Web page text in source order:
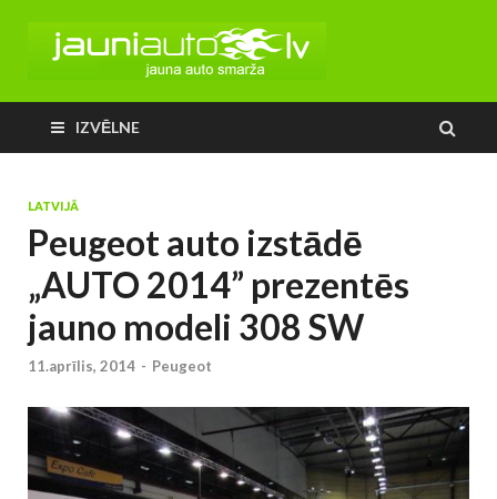
IZVĒLNE
LATVIJĀ
Peugeot auto izstādē
„AUTO 2014” prezentēs
jauno modeli 308 SW
11.aprīlis, 2014 - Peugeot